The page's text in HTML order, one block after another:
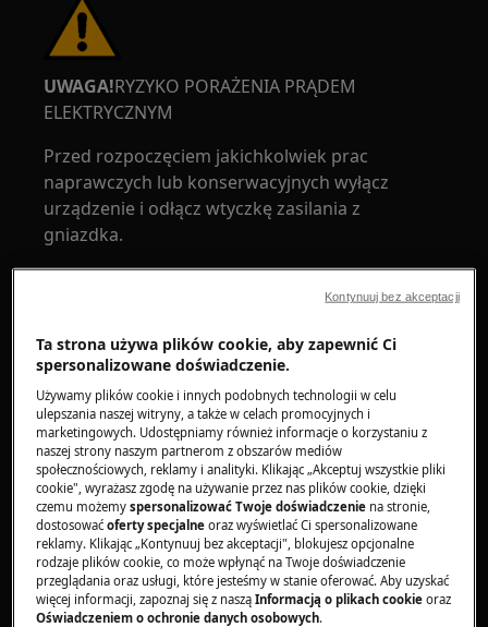
UWAGA!RYZYKO PORAŻENIA PRĄDEM
ELEKTRYCZNYM
Przed rozpoczęciem jakichkolwiek prac
naprawczych lub konserwacyjnych wyłącz
urządzenie i odłącz wtyczkę zasilania z
gniazdka.
UWAGA!RYZYKO OBRAŻEŃ
Ta strona używa plików cookie, aby zapewnić Ci
spersonalizowane doświadczenie.
Używamy plików cookie i innych podobnych technologii w celu
ulepszania naszej witryny, a także w celach promocyjnych i
marketingowych. Udostępniamy również informacje o korzystaniu z
naszej strony naszym partnerom z obszarów mediów
społecznościowych, reklamy i analityki. Klikając „Akceptuj wszystkie pliki
cookie", wyrażasz zgodę na używanie przez nas plików cookie, dzięki
czemu możemyspersonalizować Twoje doświadczenie na stronie,
dostosowaćoferty specjalne oraz wyświetlać Ci spersonalizowane
reklamy. Klikając „Kontynuuj bez akceptacji", blokujesz opcjonalne
rodzaje plików cookie, co może wpłynąć na Twoje doświadczenie
przeglądania oraz usługi, które jesteśmy w stanie oferować. Aby uzyskać
więcej informacji, zapoznaj się z nasząInformacją o plikach cookie oraz
Oświadczeniem o ochronie danych osobowych.
Kontynuuj bez akceptacji